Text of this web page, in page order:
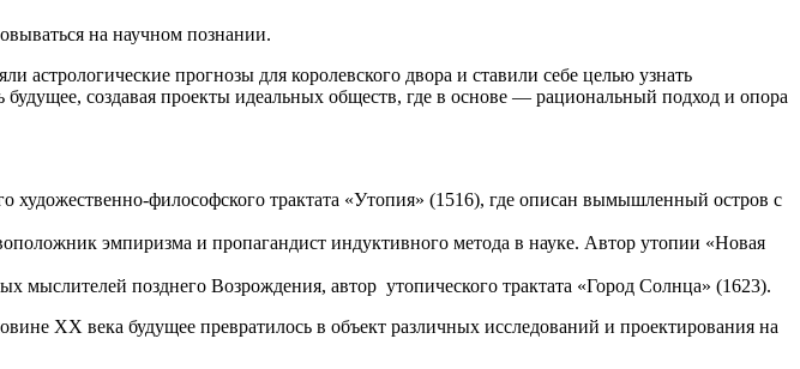
на научном познании.
астрологические прогнозы для королевского двора и ставили себе целью узнать
будущее, создавая проекты идеальных обществ, где в основе — рациональный подход и опора
художественно-философского трактата «Утопия» (1516), где описан вымышленный остров с
эмпиризма и пропагандист индуктивного метода в науке. Автор утопии «Новая
мыслителей позднего Возрождения, автор утопического трактата «Город Солнца» (1623).
XX века будущее превратилось в объект различных исследований и проектирования на